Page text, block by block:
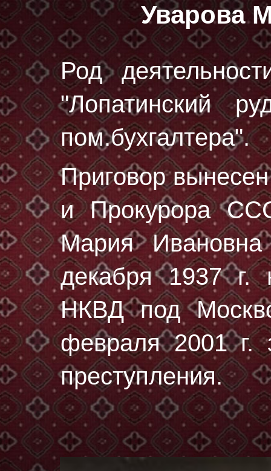
Уварова
Род
"Лопатинский
пом.бухгалтера".
Приговор
и Прокурора
Мария
декaбря 1937 г.
НКВД под
февраля 2001 г.
преступления.